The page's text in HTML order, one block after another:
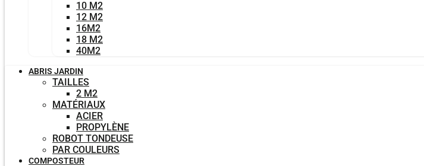
10 M2
12 M2
16M2
18 M2
40M2
ABRIS JARDIN
TAILLES
2 M2
MATÉRIAUX
ACIER
PROPYLÈNE
ROBOT TONDEUSE
PAR COULEURS
COMPOSTEUR